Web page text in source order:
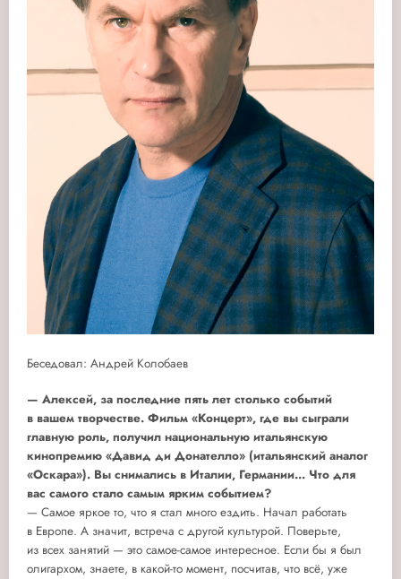
Беседовал: Андрей Колобаев
— Алексей, за последние пять лет столько событий
в вашем творчестве. Фильм «Концерт», где вы сыграли
главную роль, получил национальную итальянскую
кинопремию «Давид ди Донателло» (итальянский аналог
«Оскара»). Вы снимались в Италии, Германии... Что для
вас самого стало самым ярким событием?
— Самое яркое то, что я стал много ездить. Начал работать
в Европе. А значит, встреча с другой культурой. Поверьте,
из всех занятий — это самое-самое интересное. Если бы я был
олигархом, знаете, в какой-то момент, посчитав, что всё, уже